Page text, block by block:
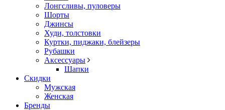
Лонгсливы, пуловеры
Шорты
Джинсы
Худи, толстовки
Куртки, пиджаки, блейзеры
Рубашки
Аксессуары
Шапки
Скидки
Мужская
Женская
Бренды